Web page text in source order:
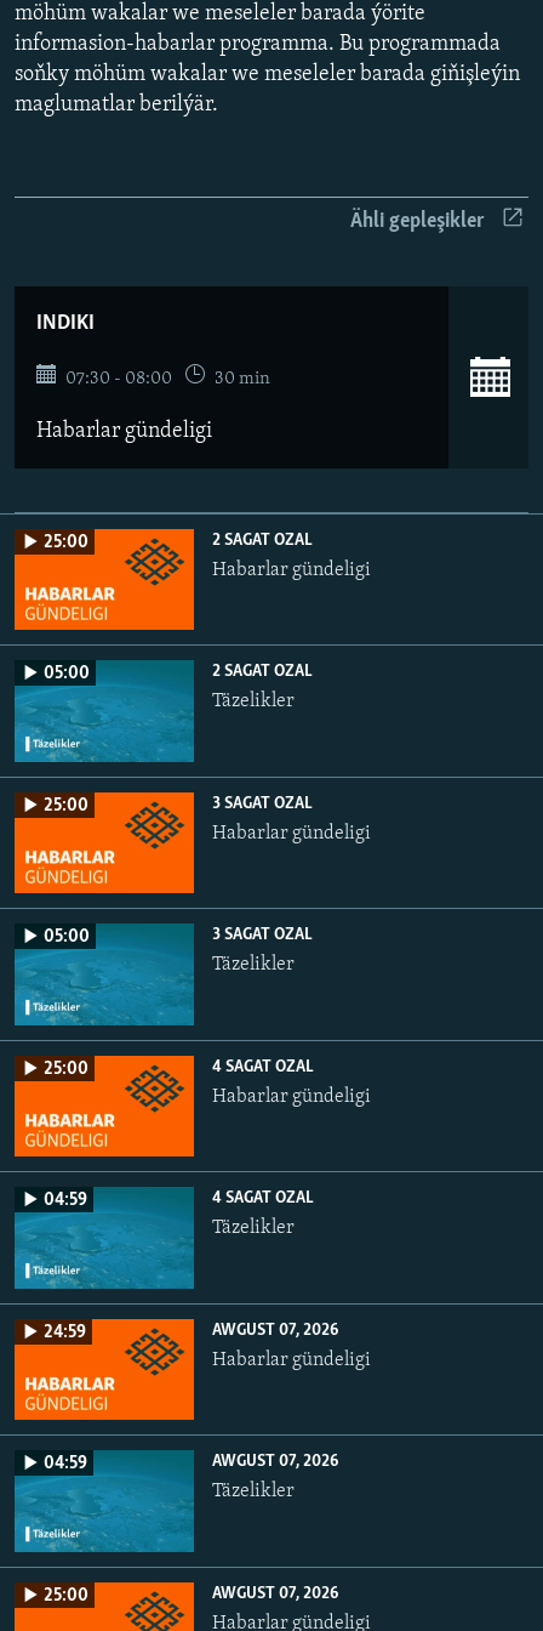
möhüm wakalar we meseleler barada ýörite
informasion-habarlar programma. Bu programmada
soňky möhüm wakalar we meseleler barada giňişleýin
maglumatlar berilýär.
Ähli gepleşikler
INDIKI
07:30 - 08:00 30 min
Habarlar gündeligi
25:00 2 SAGAT OZAL
Habarlar gündeligi
05:00 2 SAGAT OZAL
Täzelikler
25:00 3 SAGAT OZAL
Habarlar gündeligi
05:00 3 SAGAT OZAL
Täzelikler
25:00 4 SAGAT OZAL
Habarlar gündeligi
04:59 4 SAGAT OZAL
Täzelikler
24:59 AWGUST 07, 2026
Habarlar gündeligi
04:59 AWGUST 07, 2026
Täzelikler
25:00 AWGUST 07, 2026
Habarlar gündeligi